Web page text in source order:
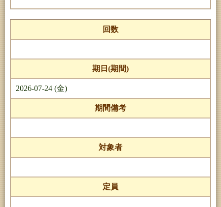
回数
期日(期間)
2026-07-24 (金)
期間備考
対象者
定員